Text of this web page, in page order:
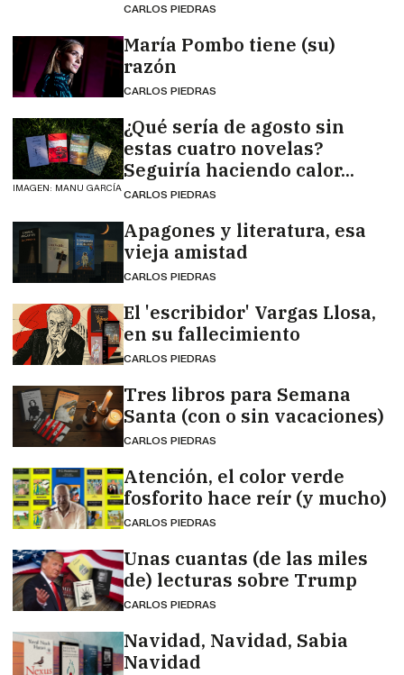
CARLOS PIEDRAS
María Pombo tiene (su)
razón
CARLOS PIEDRAS
IMAGEN: MANU GARCÍA
¿Qué sería de agosto sin
estas cuatro novelas?
Seguiría haciendo calor...
CARLOS PIEDRAS
Apagones y literatura, esa
vieja amistad
CARLOS PIEDRAS
El 'escribidor' Vargas Llosa,
en su fallecimiento
CARLOS PIEDRAS
Tres libros para Semana
Santa (con o sin vacaciones)
CARLOS PIEDRAS
Atención, el color verde
fosforito hace reír (y mucho)
CARLOS PIEDRAS
Unas cuantas (de las miles
de) lecturas sobre Trump
CARLOS PIEDRAS
Navidad, Navidad, Sabia
Navidad